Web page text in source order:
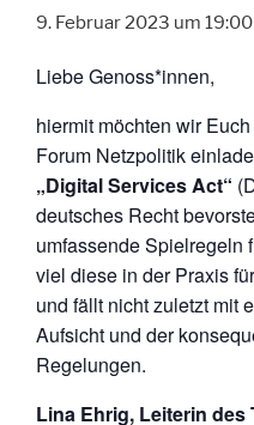
9. Februar 2023 um 19:00
Liebe Genoss*innen,
hiermit möchten wir
Forum Netzpolitik
„Digital Services Act“
deutsches Recht
umfassende Spielregeln
viel diese in der Praxis
und fällt nicht zuletzt mit
Aufsicht und der
Regelungen.
Lina Ehrig, Leiterin des